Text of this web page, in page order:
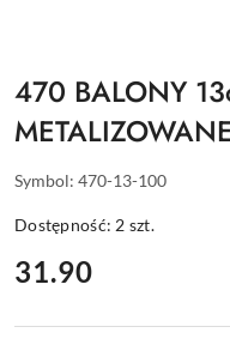
470 BALONY
Symbol: 470-13-100
Dostępność: 2 szt.
cena:
31.90